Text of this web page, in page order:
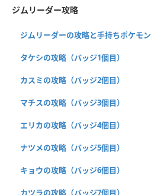
ジムリーダー攻略
ジムリーダーの攻略と手持ちポケモン
タケシの攻略（バッジ1個目）
カスミの攻略（バッジ2個目）
マチスの攻略（バッジ3個目）
エリカの攻略（バッジ4個目）
ナツメの攻略（バッジ5個目）
キョウの攻略（バッジ6個目）
カツラの攻略（バッジ7個目）